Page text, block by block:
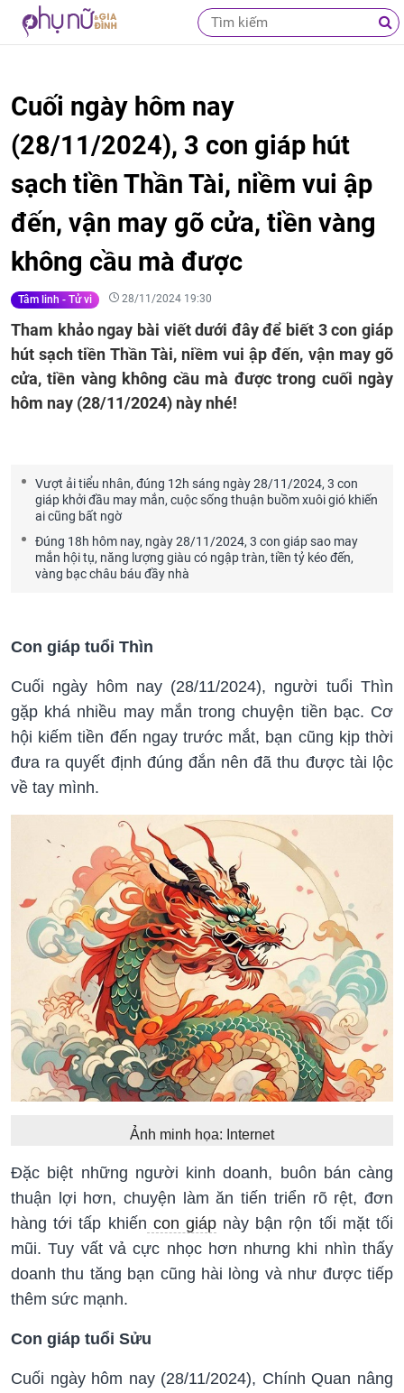
Cuối ngày hôm nay
(28/11/2024), 3 con giáp hút
sạch tiền Thần Tài, niềm vui ập
đến, vận may gõ cửa, tiền vàng
không cầu mà được
Tâm linh - Tử vi 28/11/2024 19:30
Tham khảo ngay bài viết dưới đây để biết 3 con giáp
hút sạch tiền Thần Tài, niềm vui ập đến, vận may gõ
cửa, tiền vàng không cầu mà được trong cuối ngày
hôm nay (28/11/2024) này nhé!
Vượt ải tiểu nhân, đúng 12h sáng ngày 28/11/2024, 3 con
giáp khởi đầu may mắn, cuộc sống thuận buồm xuôi gió khiến
ai cũng bất ngờ
Đúng 18h hôm nay, ngày 28/11/2024, 3 con giáp sao may
mắn hội tụ, năng lượng giàu có ngập tràn, tiền tỷ kéo đến,
vàng bạc châu báu đầy nhà
Con giáp tuổi Thìn
Cuối ngày hôm nay (28/11/2024), người tuổi Thìn
gặp khá nhiều may mắn trong chuyện tiền bạc. Cơ
hội kiếm tiền đến ngay trước mắt, bạn cũng kịp thời
đưa ra quyết định đúng đắn nên đã thu được tài lộc
về tay mình.
Ảnh minh họa: Internet
Đặc biệt những người kinh doanh, buôn bán càng
thuận lợi hơn, chuyện làm ăn tiến triển rõ rệt, đơn
hàng tới tấp khiến con giápnày bận rộn tối mặt tối
mũi. Tuy vất vả cực nhọc hơn nhưng khi nhìn thấy
doanh thu tăng bạn cũng hài lòng và như được tiếp
thêm sức mạnh.
Con giáp tuổi Sửu
Cuối ngày hôm nay (28/11/2024), Chính Quan nâng